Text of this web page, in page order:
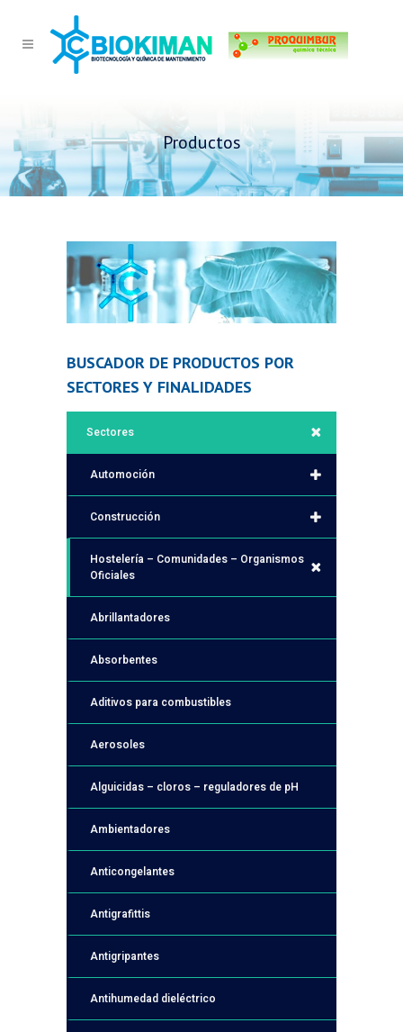
Productos
BUSCADOR DE PRODUCTOS POR
SECTORES Y FINALIDADES
Sectores
Automoción
Construcción
Hostelería – Comunidades – Organismos
Oficiales
Abrillantadores
Absorbentes
Aditivos para combustibles
Aerosoles
Alguicidas – cloros – reguladores de pH
Ambientadores
Anticongelantes
Antigrafittis
Antigripantes
Antihumedad dieléctrico